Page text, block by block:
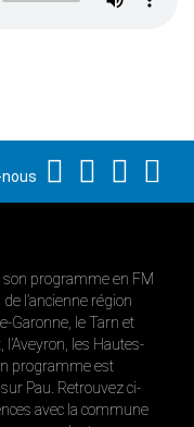
son programme en FM
l’ancienne région
Garonne, le Tarn et
l’Aveyron, les Hautes-
programme est
Pau. Retrouvez ci-
avec la commune